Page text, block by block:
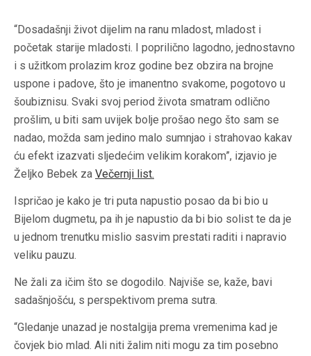
“Dosadašnji život dijelim na ranu mladost, mladost i
početak starije mladosti. I poprilično lagodno, jednostavno
i s užitkom prolazim kroz godine bez obzira na brojne
uspone i padove, što je imanentno svakome, pogotovo u
šoubiznisu. Svaki svoj period života smatram odlično
prošlim, u biti sam uvijek bolje prošao nego što sam se
nadao, možda sam jedino malo sumnjao i strahovao kakav
ću efekt izazvati sljedećim velikim korakom”, izjavio je
Željko Bebek za Večernji list.
Ispričao je kako je tri puta napustio posao da bi bio u
Bijelom dugmetu, pa ih je napustio da bi bio solist te da je
u jednom trenutku mislio sasvim prestati raditi i napravio
veliku pauzu.
Ne žali za ičim što se dogodilo. Najviše se, kaže, bavi
sadašnjošću, s perspektivom prema sutra.
“Gledanje unazad je nostalgija prema vremenima kad je
čovjek bio mlad. Ali niti žalim niti mogu za tim posebno